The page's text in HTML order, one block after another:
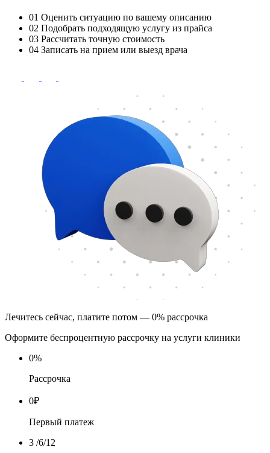
01 Оценить ситуацию по вашему описанию
02 Подобрать подходящую услугу из прайса
03 Рассчитать точную стоимость
04 Записать на прием или выезд врача
Лечитесь сейчас, платите потом — 0% рассрочка
Оформите беспроцентную рассрочку на услуги клиники
0%
Рассрочка
0₽
Первый платеж
3 /6/12